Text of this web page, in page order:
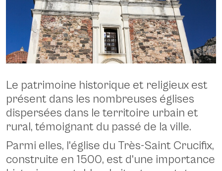
Careddu, Commons Wikimedia -
https://commons.wikimedia.org/wiki/File:Galtell%C3%AC_-
_Chiesa_del_Santissimo_Crocifisso_(04).JPG
Le patrimoine historique et religieux est
présent dans les nombreuses églises
dispersées dans le territoire urbain et
rural, témoignant du passé de la ville.
Parmi elles, l'église du Très-Saint Crucifix,
construite en 1500, est d'une importance